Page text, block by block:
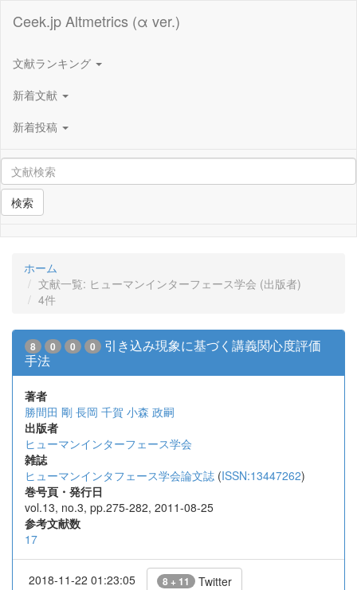
Ceek.jp Altmetrics (α ver.)
文献ランキング
新着文献
新着投稿
検索
ホーム
文献一覧: ヒューマンインターフェース学会 (出版者)
4件
8 0 0 0
引き込み現象に基づく講義関心度評価
手法
著者
勝間田 剛 長岡 千賀 小森 政嗣
出版者
ヒューマンインターフェース学会
雑誌
ヒューマンインタフェース学会論文誌 (ISSN:13447262)
巻号頁・発行日
vol.13, no.3, pp.275-282, 2011-08-25
参考文献数
17
2018-11-22 01:23:05 8 + 11 Twitter